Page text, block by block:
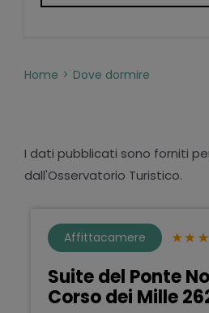
Home Dove dormire
I dati pubblicati sono forniti
dall'Osservatorio Turistico.
Affittacamere
Suite del Ponte
Corso dei Mille